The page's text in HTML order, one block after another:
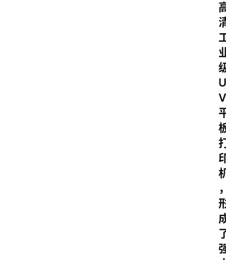
U
V